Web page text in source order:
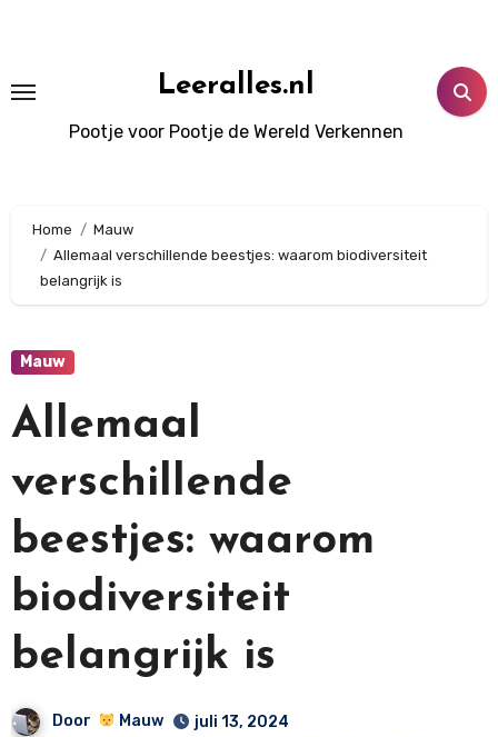
Leeralles.nl
Pootje voor Pootje de Wereld Verkennen
Home
Mauw
Allemaal verschillende beestjes: waarom biodiversiteit
belangrijk is
Mauw
Allemaal
verschillende
beestjes: waarom
biodiversiteit
belangrijk is
Door Mauw
juli 13, 2024